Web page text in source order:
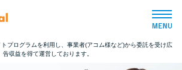
プページ
プログラムを利用し、事業者(アコム様など)から委託を受け広
告収益を得て運営しております。